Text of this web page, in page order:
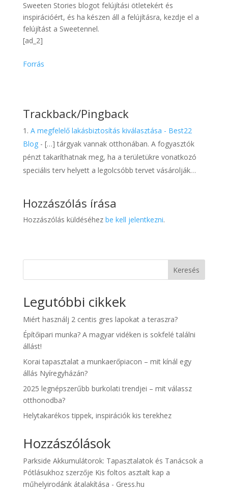
Sweeten Stories blogot felújítási ötletekért és
inspirációért, és ha készen áll a felújításra, kezdje el a
felújítást a Sweetennel.
[ad_2]
Forrás
Trackback/Pingback
A megfelelő lakásbiztosítás kiválasztása - Best22
Blog- […] tárgyak vannak otthonában. A fogyasztók
pénzt takaríthatnak meg, ha a területükre vonatkozó
speciális terv helyett a legolcsóbb tervet vásárolják…
Hozzászólás írása
Hozzászólás küldéséhez be kell jelentkezni.
Keresés
Legutóbbi cikkek
Miért használj 2 centis gres lapokat a teraszra?
Építőipari munka? A magyar vidéken is sokfelé találni
állást!
Korai tapasztalat a munkaerőpiacon – mit kínál egy
állás Nyíregyházán?
2025 legnépszerűbb burkolati trendjei – mit válassz
otthonodba?
Helytakarékos tippek, inspirációk kis terekhez
Hozzászólások
Parkside Akkumulátorok: Tapasztalatok és Tanácsok a
Pótlásukhozszerzője Kis foltos asztalt kap a
műhelyirodánk átalakítása - Gress.hu